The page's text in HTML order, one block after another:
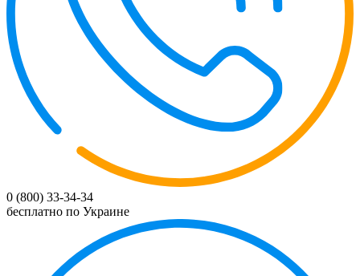
0 (800) 33-34-34
бесплатно по Украине